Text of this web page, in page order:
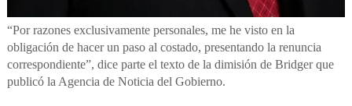
“Por razones exclusivamente personales, me he visto en la
obligación de hacer un paso al costado, presentando la renuncia
correspondiente”, dice parte el texto de la dimisión de Bridger que
publicó la Agencia de Noticia del Gobierno.